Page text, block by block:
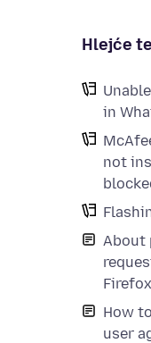
Hlejće
in
not
About
How
user